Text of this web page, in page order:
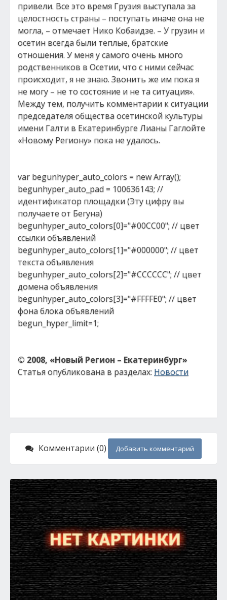
привели. Все это время Грузия выступала за
целостность страны – поступать иначе она не
могла, – отмечает Нико Кобаидзе. – У грузин и
осетин всегда были теплые, братские
отношения. У меня у самого очень много
родственников в Осетии, что с ними сейчас
происходит, я не знаю. Звонить же им пока я
не могу – не то состояние и не та ситуация».
Между тем, получить комментарии к ситуации
председателя общества осетинской культуры
имени Галти в Екатеринбурге Лианы Гаглойте
«Новому Региону» пока не удалось.
var begunhyper_auto_colors = new Array();
begunhyper_auto_pad = 100636143; //
идентификатор площадки (Эту цифру вы
получаете от Бегуна)
begunhyper_auto_colors[0]="#00CC00"; // цвет
ссылки объявлений
begunhyper_auto_colors[1]="#000000"; // цвет
текста объявления
begunhyper_auto_colors[2]="#CCCCCC"; // цвет
домена объявления
begunhyper_auto_colors[3]="#FFFFE0"; // цвет
фона блока объявлений
begun_hyper_limit=1;
© 2008, «Новый Регион – Екатеринбург»
Статья опубликована в разделах: Новости
Комментарии (0) Добавить комментарий